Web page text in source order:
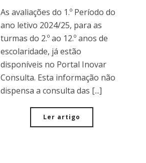
As avaliações do 1.º Período do
ano letivo 2024/25, para as
turmas do 2.º ao 12.º anos de
escolaridade, já estão
disponíveis no Portal Inovar
Consulta. Esta informação não
dispensa a consulta das [...]
Ler artigo